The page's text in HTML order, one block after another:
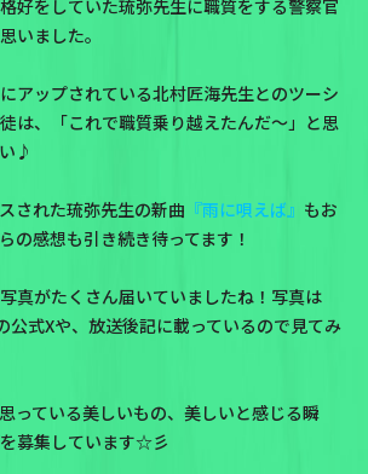
好をしていた琉弥先生に職質をする警察官
いました。
アップされている北村匠海先生とのツーシ
は、「これで職質乗り越えたんだ〜」と思
♪
された琉弥先生の新曲 『雨に唄えば』 もお
の感想も引き続き待ってます！
真がたくさん届いていましたね！写真は
公式Xや、放送後記に載っているので見てみ
っている美しいもの、美しいと感じる瞬
募集しています☆彡